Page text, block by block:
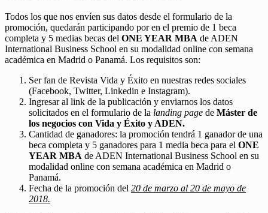
Todos los que nos envíen sus datos desde el formulario de la
promoción, quedarán participando por en el premio de 1 beca
completa y 5 medias becas del ONE YEAR MBA de ADEN
International Business School en su modalidad online con semana
académica en Madrid o Panamá. Los requisitos son:
Ser fan de Revista Vida y Éxito en nuestras redes sociales
(Facebook, Twitter, Linkedin e Instagram).
Ingresar al link de la publicación y enviarnos los datos
solicitados en el formulario de la landing page de Máster de
los negocios con Vida y Éxito y ADEN.
Cantidad de ganadores: la promoción tendrá 1 ganador de una
beca completa y 5 ganadores para 1 media beca para el ONE
YEAR MBA de ADEN International Business School en su
modalidad online con semana académica en Madrid o
Panamá.
Fecha de la promoción del 20 de marzo al 20 de mayo de
2018.